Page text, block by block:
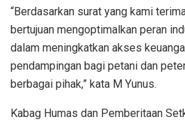
“Berdasarkan surat yang kami
bertujuan mengoptimalkan peran
dalam meningkatkan akses
pendampingan bagi petani dan
berbagai pihak,” kata M Yunus.
Kabag Humas dan Pemberitaan